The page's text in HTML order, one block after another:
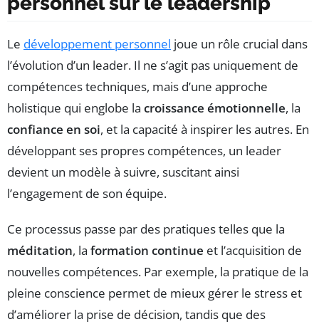
Le développement personnel joue un rôle crucial dans
l’évolution d’un leader. Il ne s’agit pas uniquement de
compétences techniques, mais d’une approche
holistique qui englobe la croissance émotionnelle, la
confiance en soi, et la capacité à inspirer les autres. En
développant ses propres compétences, un leader
devient un modèle à suivre, suscitant ainsi
l’engagement de son équipe.
Ce processus passe par des pratiques telles que la
méditation, la formation continue et l’acquisition de
nouvelles compétences. Par exemple, la pratique de la
pleine conscience permet de mieux gérer le stress et
d’améliorer la prise de décision, tandis que des